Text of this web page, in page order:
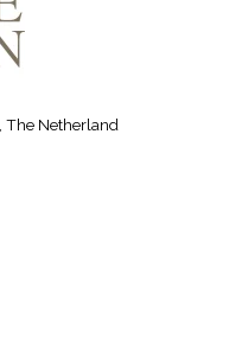
The Netherland